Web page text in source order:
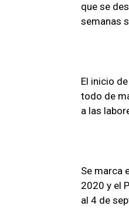
que se
semanas
El inicio
todo de
a las
Se marca
2020 y el
al 4 de